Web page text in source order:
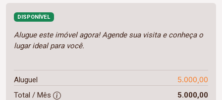
DISPONÍVEL
Alugue este imóvel agora! Agende sua visita e conheça o
lugar ideal para você.
Aluguel 5.000,00
Total / Mês 5.000,00